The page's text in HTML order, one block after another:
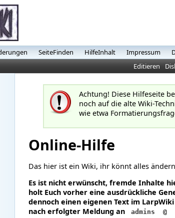
SeiteFinden HilfeInhalt Impressum
Editieren
Achtung! Diese Hilfeseite
noch auf die alte Wiki-
wie etwa
Online-Hilfe
Das hier ist ein Wiki, ihr könnt alles
Es ist nicht erwünscht, fremde Inhalte
holt Euch vorher eine ausdrückliche
dennoch einen eigenen Text im
nach erfolgter Meldung an
admins @